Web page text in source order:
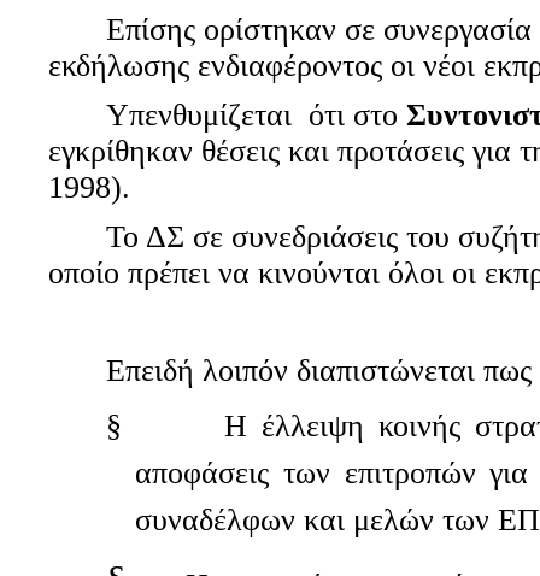
Επίσης ορίστηκαν σε
εκδήλωσης ενδιαφέροντος οι νέοι
Υπενθυμίζεται ότι στο
εγκρίθηκαν θέσεις και προτάσεις
1998).
Το ΔΣ σε συνεδριάσεις του
οποίο πρέπει να κινούνται όλοι οι
Επειδή λοιπόν διαπιστώνεται
§
Η έλλειψη κοινής
αποφάσεις των επιτροπών
συναδέλφων και μελών των